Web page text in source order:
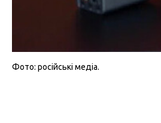
Фото: російські медіа.